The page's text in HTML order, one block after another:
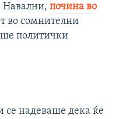
Навални, почина во
во сомнителни
политички
се надеваше дека ќе